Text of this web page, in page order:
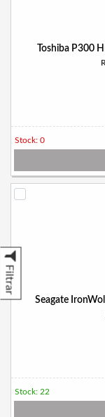
Filtrar
Toshiba P300
Stock: 0
Seagate
Stock: 22